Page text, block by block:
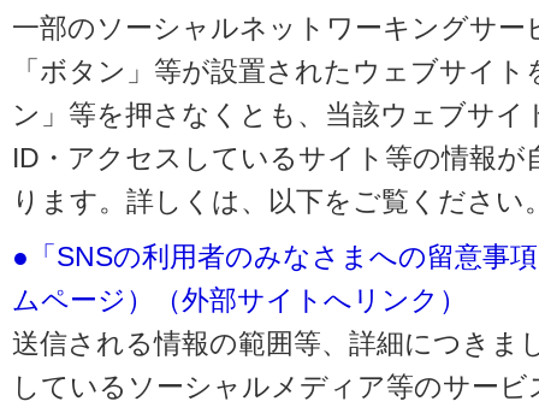
一部のソーシャルネットワーキングサー
「ボタン」等が設置されたウェブサイ
ン」等を押さなくとも、当該ウェブサイ
ID・アクセスしているサイト等の情報
ります。詳しくは、以下をご覧ください
●「SNSの利用者のみなさまへの留意事
ムページ）（外部サイトへリンク）
送信される情報の範囲等、詳細につきま
しているソーシャルメディア等のサー